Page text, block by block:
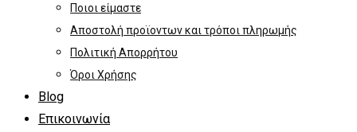
Ποιοι είμαστε
Αποστολή προϊοντων και τρόποι πληρωμής
Πολιτική Απορρήτου
Όροι Χρήσης
Blog
Επικοινωνία